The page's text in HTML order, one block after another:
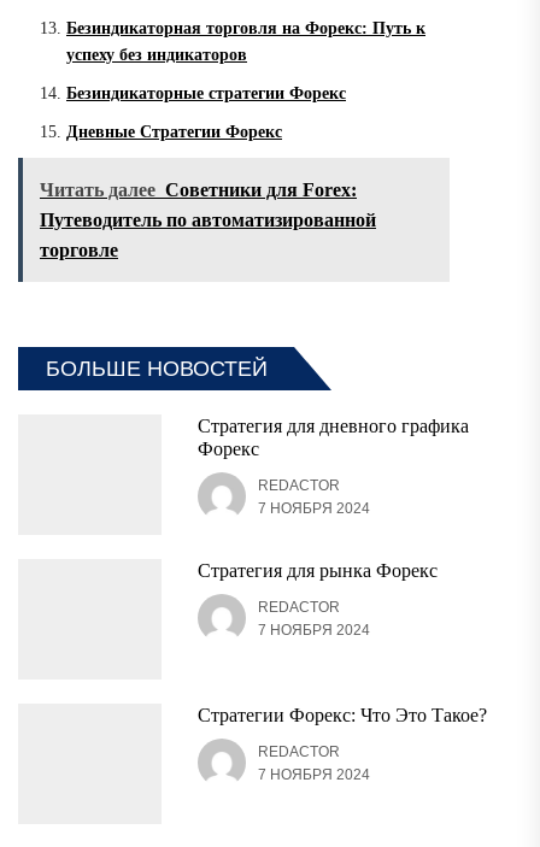
Безиндикаторная торговля на Форекс: Путь к
успеху без индикаторов
Безиндикаторные стратегии Форекс
Дневные Стратегии Форекс
Читать далее Советники для Forex:
Путеводитель по автоматизированной
торговле
БОЛЬШЕ НОВОСТЕЙ
Стратегия для дневного графика
Форекс
REDACTOR
7 НОЯБРЯ 2024
Стратегия для рынка Форекс
REDACTOR
7 НОЯБРЯ 2024
Стратегии Форекс: Что Это Такое?
REDACTOR
7 НОЯБРЯ 2024